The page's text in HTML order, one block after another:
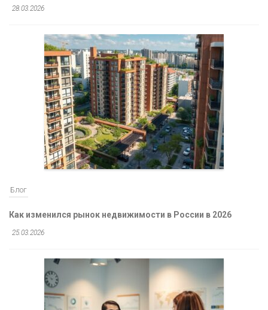
28.03.2026
Блог
Как изменился рынок недвижимости в России в 2026
25.03.2026